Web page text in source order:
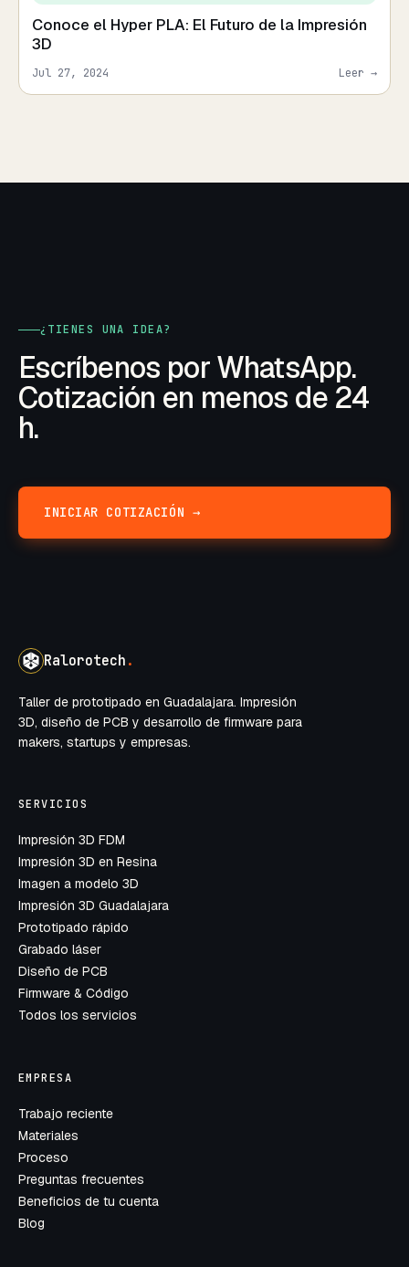
Conoce el Hyper PLA: El Futuro de la Impresión
3D
Jul 27, 2024 Leer →
¿TIENES UNA IDEA?
Escríbenos por WhatsApp.
Cotización en menos de 24
h.
INICIAR COTIZACIÓN →
Ralorotech .
Taller de prototipado en Guadalajara. Impresión
3D, diseño de PCB y desarrollo de firmware para
makers, startups y empresas.
SERVICIOS
Impresión 3D FDM
Impresión 3D en Resina
Imagen a modelo 3D
Impresión 3D Guadalajara
Prototipado rápido
Grabado láser
Diseño de PCB
Firmware & Código
Todos los servicios
EMPRESA
Trabajo reciente
Materiales
Proceso
Preguntas frecuentes
Beneficios de tu cuenta
Blog